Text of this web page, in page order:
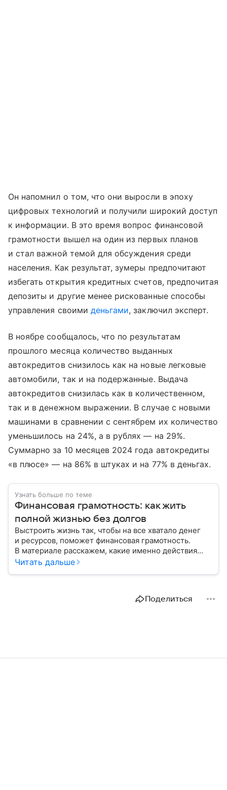
Он напомнил о том, что они выросли в эпоху
цифровых технологий и получили широкий доступ
к информации. В это время вопрос финансовой
грамотности вышел на один из первых планов
и стал важной темой для обсуждения среди
населения. Как результат, зумеры предпочитают
избегать открытия кредитных счетов, предпочитая
депозиты и другие менее рискованные способы
управления своими деньгами, заключил эксперт.
В ноябре сообщалось, что по результатам
прошлого месяца количество выданных
автокредитов снизилось как на новые легковые
автомобили, так и на подержанные. Выдача
автокредитов снизилась как в количественном,
так и в денежном выражении. В случае с новыми
машинами в сравнении с сентябрем их количество
уменьшилось на 24%, а в рублях — на 29%.
Суммарно за 10 месяцев 2024 года автокредиты
«в плюсе» — на 86% в штуках и на 77% в деньгах.
Узнать больше по теме
Финансовая грамотность: как жить
полной жизнью без долгов
Выстроить жизнь так, чтобы на все хватало денег
и ресурсов, поможет финансовая грамотность.
В материале расскажем, какие именно действия
приведут вас к материальному благополучию, как
Читать дальше
Поделиться